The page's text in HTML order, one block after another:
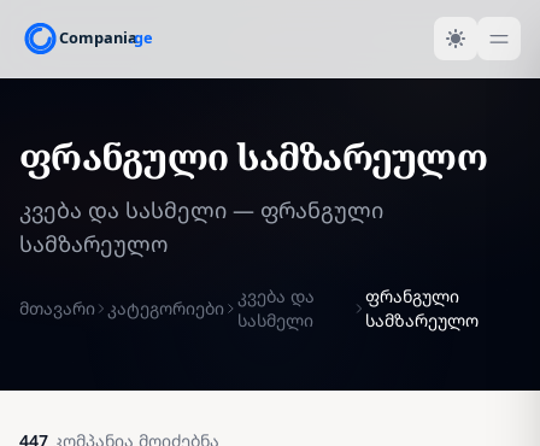
ფრანგული სამზარეულო
კვება და სასმელი — ფრანგული
სამზარეულო
მთავარი კატეგორიები
კვება და
სასმელი
ფრანგული
სამზარეულო
447 კომპანია მოიძებნა